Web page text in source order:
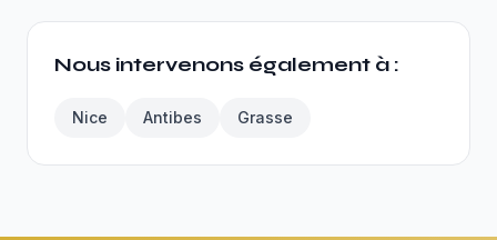
Nous intervenons également à :
Nice Antibes Grasse